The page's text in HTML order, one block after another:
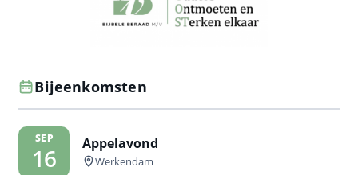
Bijeenkomsten
SEP
16
Appelavond
Werkendam